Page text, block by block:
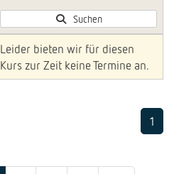
Suchen
Leider bieten wir für diesen
Kurs zur Zeit keine Termine an.
1